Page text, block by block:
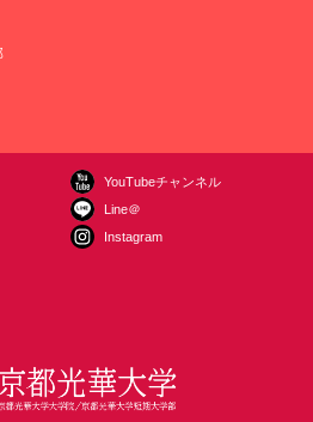
YouTubeチャンネル
Line＠
Instagram